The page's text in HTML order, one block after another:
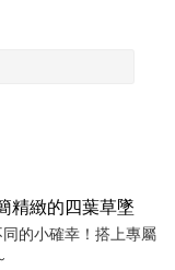
精緻的四葉草墜
的小確幸！搭上專屬